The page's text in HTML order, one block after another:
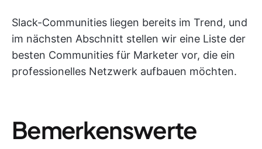
Slack-Communities liegen bereits im Trend, und
im nächsten Abschnitt stellen wir eine Liste der
besten Communities für Marketer vor, die ein
professionelles Netzwerk aufbauen möchten.
Bemerkenswerte